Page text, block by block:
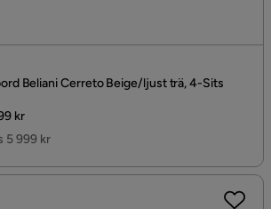
Beliani Cerreto Beige/ljust trä, 4-Sits
kr
5 999 kr